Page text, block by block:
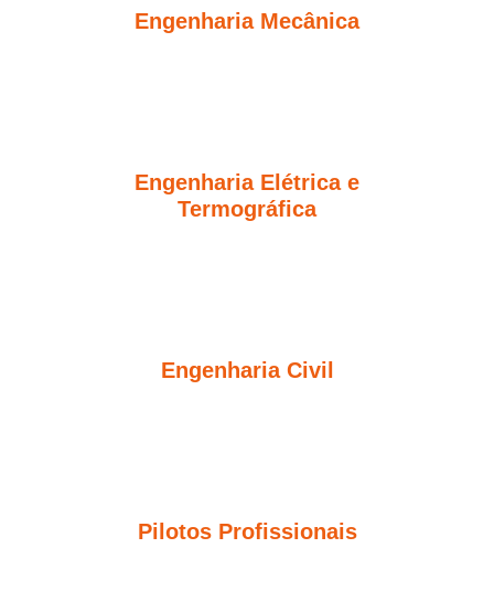
Engenharia Mecânica
Engenharia Elétrica e
Termográfica
Engenharia Civil
Pilotos Profissionais